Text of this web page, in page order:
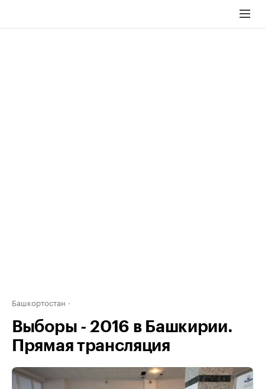
Башкортостан
Выборы - 2016 в Башкирии.
Прямая трансляция